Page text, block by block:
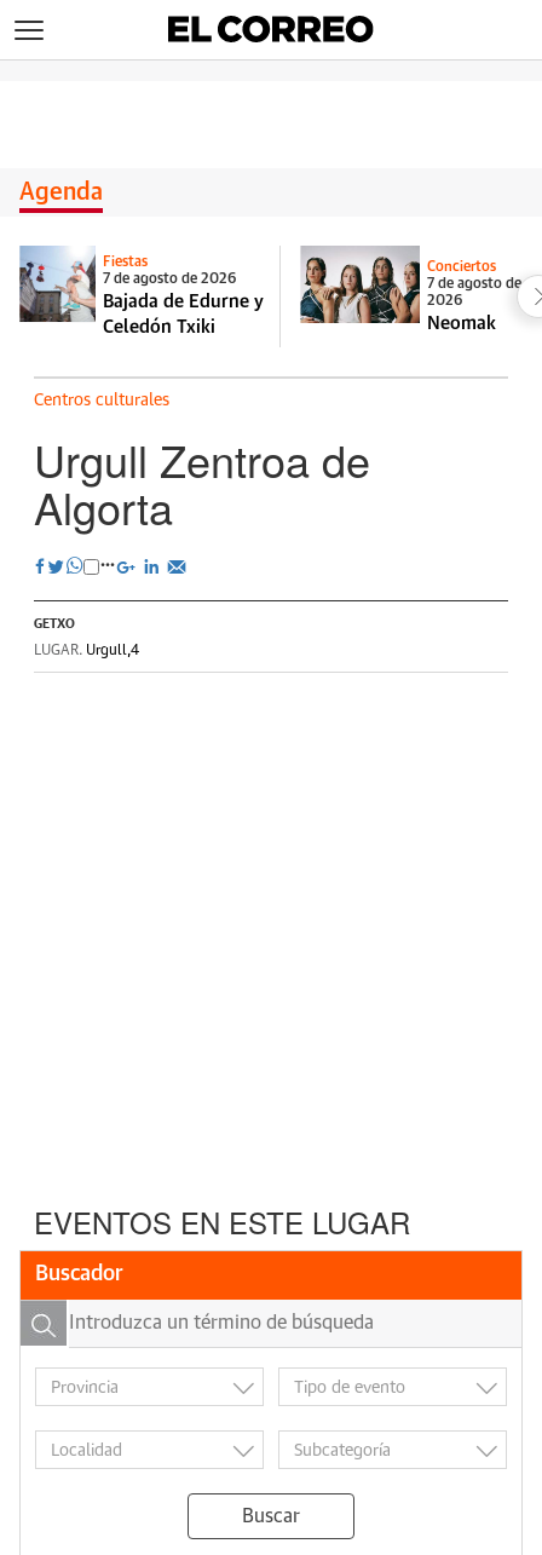
Agenda
Fiestas
7 de agosto de 2026
Bajada de Edurne y
Celedón Txiki
Conciertos
7 de agosto de
2026
Neomak
Centros culturales
Urgull Zentroa de
Algorta
GETXO
LUGAR. Urgull,4
EVENTOS EN ESTE LUGAR
Buscador
Buscar